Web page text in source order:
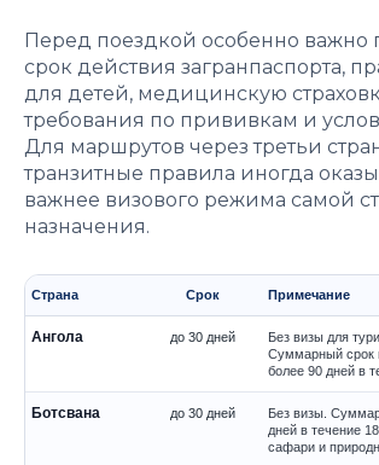
Перед поездкой особенно важно
срок действия загранпаспорта,
для детей, медицинскую
требования по прививкам и
Для маршрутов через третьи
транзитные правила иногда
важнее визового режима самой
назначения.
Страна Срок Примечание
Ангола до 30 дней
Без визы для
Суммарный срок
более 90 дней в
Ботсвана до 30 дней
Без визы.
дней в течение
сафари и